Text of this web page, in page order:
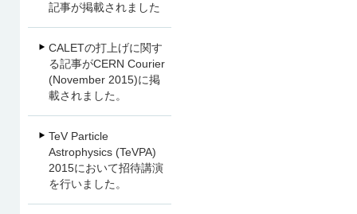
記事が掲載されました
CALETの打上げに関す
る記事がCERN Courier
(November 2015)に掲
載されました。
TeV Particle
Astrophysics (TeVPA)
2015において招待講演
を行いました。